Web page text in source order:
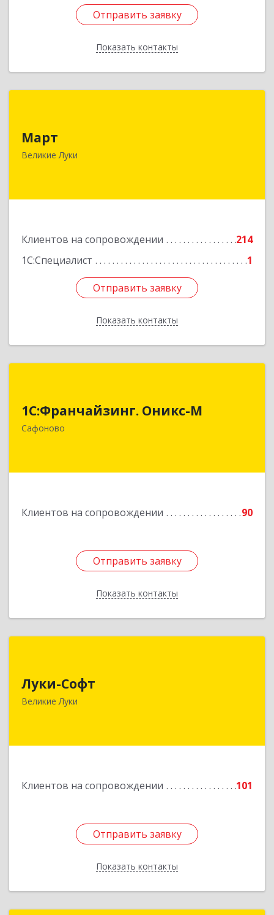
Отправить заявку
Показать контакты
Отправить заявку
Назад
Март
Великие Луки
Клиентов на сопровождении
214
1С:Специалист
1
Отправить заявку
Показать контакты
Отправить заявку
Назад
1С:Франчайзинг. Оникс-М
Сафоново
Клиентов на сопровождении 90
Отправить заявку
Показать контакты
215500, Смоленская обл, Сафоновский р-н,
Сафоново г, Революционная ул, дом № 9а
Отправить заявку
Назад
Луки-Софт
Великие Луки
Клиентов на сопровождении 101
Отправить заявку
Показать контакты
182113, Псковская обл, Великие Луки г,
Отправить заявку
Назад